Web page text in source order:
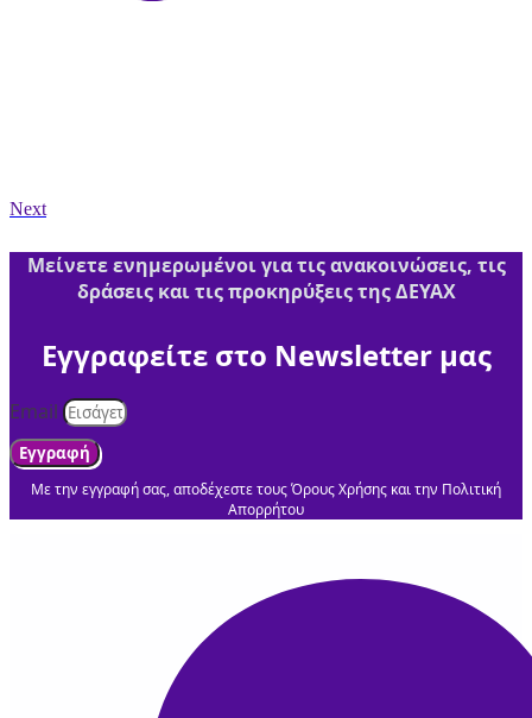
Next
Μείνετε ενημερωμένοι για τις ανακοινώσεις, τις
δράσεις και τις προκηρύξεις της ΔΕΥΑΧ
Εγγραφείτε στο Newsletter μας
Email
Εγγραφή
Με την εγγραφή σας, αποδέχεστε τους Όρους Χρήσης και την Πολιτική
Απορρήτου